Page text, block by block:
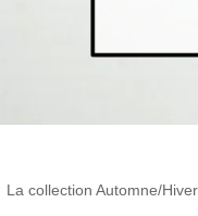
La collection Automne/